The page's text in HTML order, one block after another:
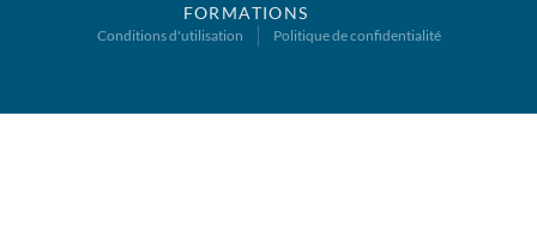
FORMATIONS
Conditions d'utilisation Politique de confidentialité